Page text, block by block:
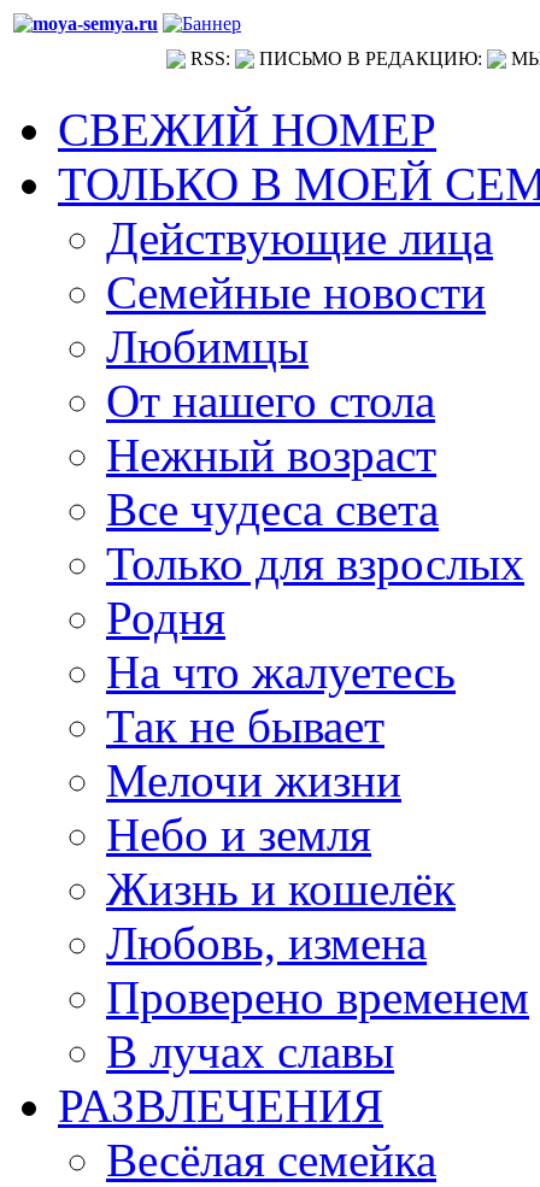
RSS: ПИСЬМО В РЕДАКЦИЮ:
СВЕЖИЙ НОМЕР
ТОЛЬКО В МОЕЙ
Действующие лица
Семейные новости
Любимцы
От нашего стола
Нежный возраст
Все чудеса света
Только для взрослых
Родня
На что жалуетесь
Так не бывает
Мелочи жизни
Небо и земля
Жизнь и кошелёк
Любовь, измена
Проверено временем
В лучах славы
РАЗВЛЕЧЕНИЯ
Весёлая семейка